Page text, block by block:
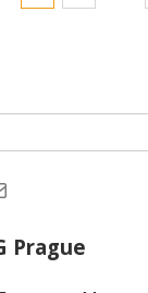
příspěvků
email
Prague